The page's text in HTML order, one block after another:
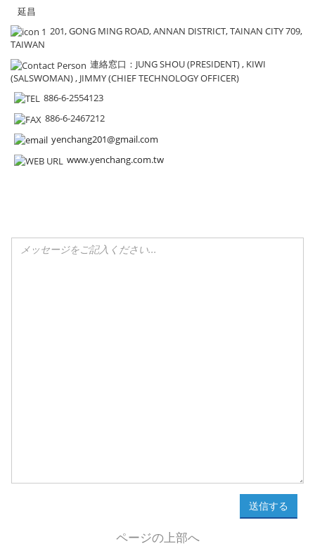
延昌
201, GONG MING ROAD, ANNAN DISTRICT, TAINAN CITY 709,
TAIWAN
連絡窓口 ：JUNG SHOU (PRESIDENT) , KIWI
(SALSWOMAN) , JIMMY (CHIEF TECHNOLOGY OFFICER)
886-6-2554123
886-6-2467212
yenchang201@gmail.com
www.yenchang.com.tw
送信する
ページの上部へ